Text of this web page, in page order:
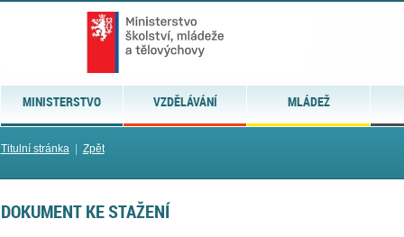
MINISTERSTVO VZDĚLÁVÁNÍ MLÁDEŽ
Titulní stránka| Zpět
DOKUMENT KE STAŽENÍ